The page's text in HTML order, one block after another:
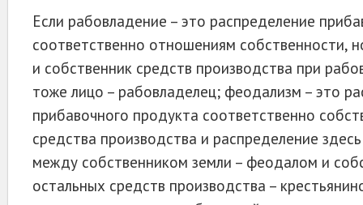
Если рабовладение – это распределение
соответственно отношениям собственности,
и собственник средств производства при
тоже лицо – рабовладелец; феодализм – это
прибавочного продукта соответственно
средства производства и распределение
между собственником земли – феодалом и
остальных средств производства –